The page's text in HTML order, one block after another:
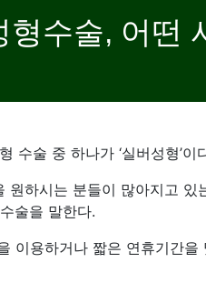
수술, 어떤
수술 중 하나가 ‘실버성형’이
하시는 분들이 많아지고 있
술을 말한다.
이용하거나 짧은 연휴기간을